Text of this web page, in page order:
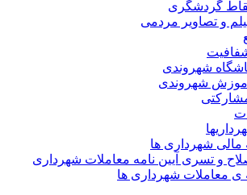
گردشگری
و تصاویر مردمی
شهروندی
شهروندی
مالی شهرداری ها
و تسری آیین نامه معاملات شهرداری
ی معاملات شهرداری ها